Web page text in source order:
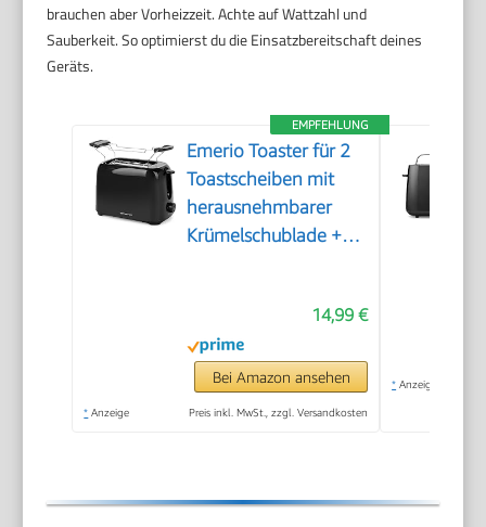
brauchen aber Vorheizzeit. Achte auf Wattzahl und
Sauberkeit. So optimierst du die Einsatzbereitschaft deines
Geräts.
EMPFEHLUNG
Emerio Toaster für 2
Toastscheiben mit
herausnehmbarer
Krümelschublade +
Bräunungsstufen +
Brötchenaufsatz +
Kabelaufwicklung |
700W | TO-128676.3
14,99 €
Bei Amazon ansehen
* Anzeige Preis inkl. MwSt., zzgl. Versandkosten
* Anzeige